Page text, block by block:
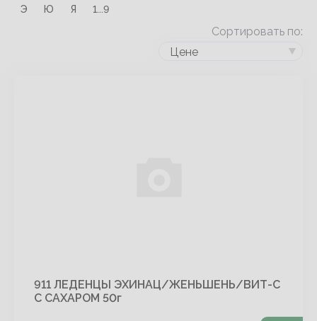
Э
Ю Я 1...9
Сортировать по:
Цене
911 ЛЕДЕНЦЫ ЭХИНАЦ/ЖЕНЬШЕНЬ/ВИТ-С
С САХАРОМ 50г